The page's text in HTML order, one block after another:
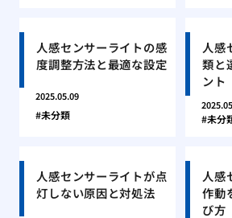
人感センサーライトの感
度調整方法と最適な設定
2025.05.09
未分類
人感
類と
ント
未分
人感センサーライトが点
灯しない原因と対処法
人感
作動
び方